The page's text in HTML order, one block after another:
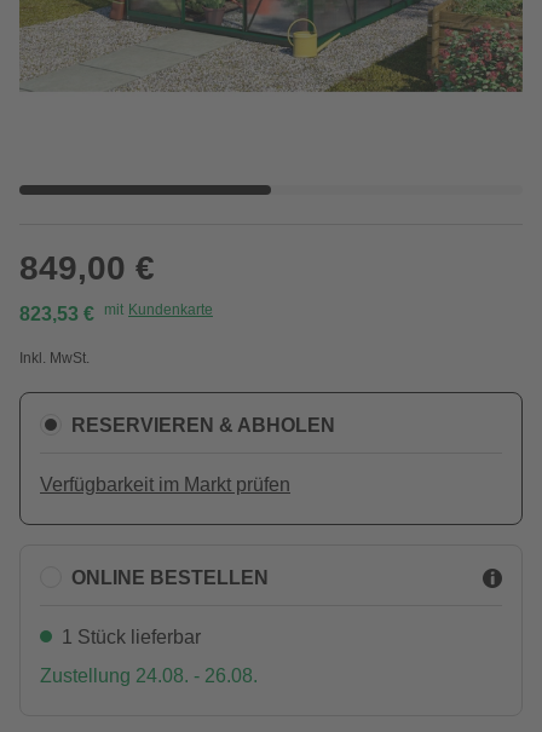
849,00 €
823,53 € mit Kundenkarte
Inkl. MwSt.
RESERVIEREN & ABHOLEN
Verfügbarkeit im Markt prüfen
ONLINE BESTELLEN
1 Stück lieferbar
Zustellung 24.08. - 26.08.